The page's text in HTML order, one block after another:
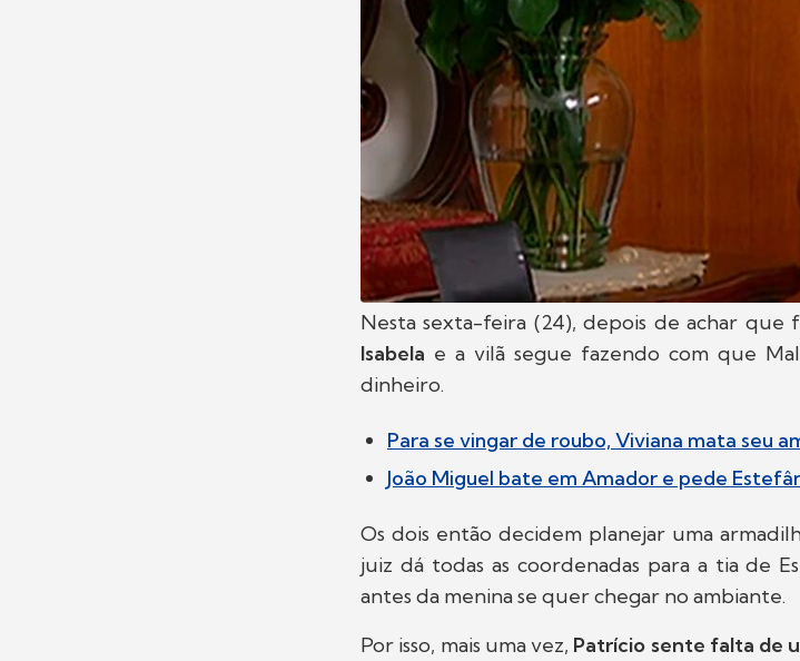
Nesta sexta-feira (24), depois de achar que
Isabela e a vilã segue fazendo com que
dinheiro.
Para se vingar de roubo, Viviana mata seu
João Miguel bate em Amador e pede
Os dois então decidem planejar uma
juiz dá todas as coordenadas para a tia de
antes da menina se quer chegar no ambiante.
Por isso, mais uma vez, Patrício sente falta de